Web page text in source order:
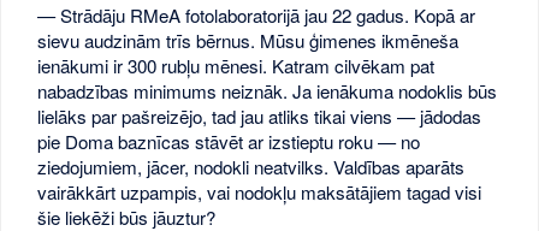
— Strādāju RMeA fotolaboratorijā jau 22 gadus. Kopā ar
sievu audzinām trīs bērnus. Mūsu ģimenes ikmēneša
ienākumi ir 300 rubļu mēnesi. Katram cilvēkam pat
nabadzības minimums neiznāk. Ja ienākuma nodoklis būs
lielāks par pašreizējo, tad jau atliks tikai viens — jādodas
pie Doma baznīcas stāvēt ar izstieptu roku — no
ziedojumiem, jācer, nodokli neatvilks. Valdības aparāts
vairākkārt uzpampis, vai nodokļu maksātājiem tagad visi
šie liekēži būs jāuztur?